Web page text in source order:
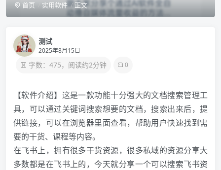
首页 实用软件 正文
测试
2025年8月15日
字数：475，阅读约2分钟 0
【软件介绍】这是一款功能十分强大的文档搜索管理工
具，可以通过关键词搜索想要的文档，搜索出来后，提
供链接，可以在浏览器里面查看，帮助用户快速找到需
要的干货、课程等内容。
在飞书上，拥有很多干货资源，很多私域的资源分享大
多数都是在飞书上的，今天就分享一个可以搜索飞书资